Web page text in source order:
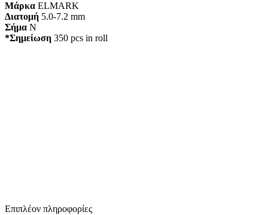
Μάρκα ELMARK
Διατομή 5.0-7.2 mm
Σήμα N
*Σημείωση 350 pcs in roll
Επιπλέον πληροφορίες